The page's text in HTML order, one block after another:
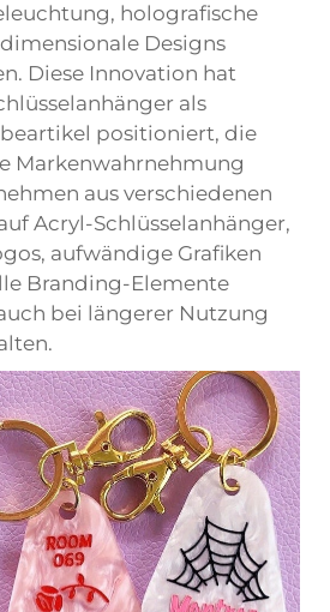
holografische
Designs
Diese Innovation hat
als
positioniert, die
Markenwahrnehmung
aus verschiedenen
Acryl-Schlüsselanhänger,
aufwändige Grafiken
Branding-Elemente
bei längerer Nutzung